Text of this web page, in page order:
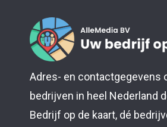
Adres- en contactgegevens
bedrijven in heel Nederland
Bedrijf op de kaart, dé